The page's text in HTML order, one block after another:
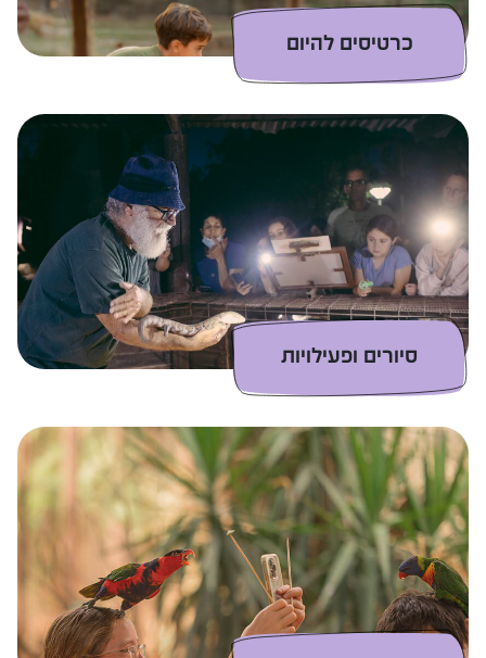
כרטיסים להיום
סיורים ופעילויות